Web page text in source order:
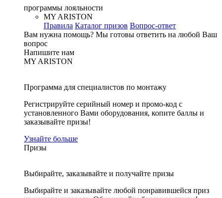
программы лояльности
MY ARISTON
Правила Каталог призов Вопрос-ответ
Вам нужна помощь? Мы готовы ответить на любой Ваш
вопрос
Напишите нам
MY ARISTON
Программа для специалистов по монтажу
Регистрируйте серийный номер и промо-код с
установленного Вами оборудования, копите баллы и
заказывайте призы!
Узнайте больше
Призы
Выбирайте, заказывайте и получайте призы
Выбирайте и заказывайте любой понравившейся приз